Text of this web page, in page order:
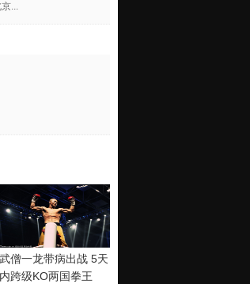
...
武僧一龙带病出战 5天
内跨级KO两国拳王